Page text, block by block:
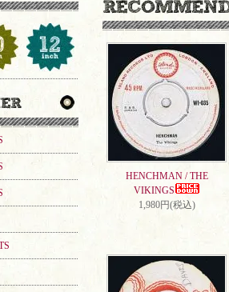
HENCHMAN / THE
VIKINGS
1,980円(税込)